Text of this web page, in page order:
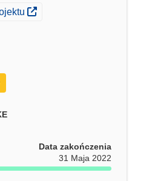
nowym oknie)
Data zakończenia
31 Maja 2022